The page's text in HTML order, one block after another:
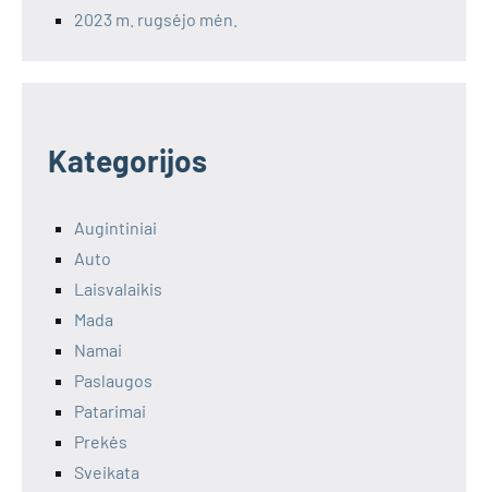
2023 m. rugsėjo mėn.
Kategorijos
Augintiniai
Auto
Laisvalaikis
Mada
Namai
Paslaugos
Patarimai
Prekės
Sveikata